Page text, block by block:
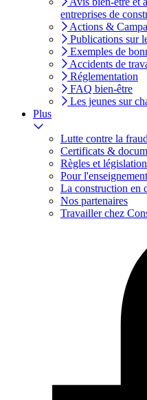
entreprises de
Actions &
Publications sur
Exemples de
Accidents de
Réglementation
FAQ bien-être
Les jeunes sur
Plus
Lutte contre la
Certificats &
Règles et législation
Pour l'enseignement
La construction en
Nos partenaires
Travailler chez